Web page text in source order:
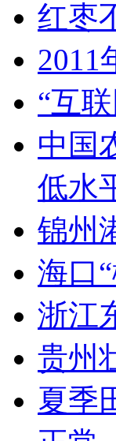
红枣
2011
“互
中国
低水
锦州
海口
浙江
贵州
夏季